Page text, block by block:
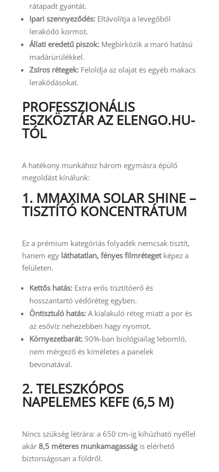
rátapadt gyantát.
Ipari szennyeződés: Eltávolítja a levegőből
lerakódó kormot.
Állati eredetű piszok: Megbirkózik a maró hatású
madárürülékkel.
Zsíros rétegek: Feloldja az olajat és egyéb makacs
lerakódásokat.
PROFESSZIONÁLIS
ESZKÖZTÁR AZ ELENGO.HU-
TÓL
A hatékony munkához három egymásra épülő
megoldást kínálunk:
1. MMAXIMA SOLAR SHINE –
TISZTÍTÓ KONCENTRÁTUM
Ez a prémium kategóriás folyadék nemcsak tisztít,
hanem egy láthatatlan, fényes filmréteget képez a
felületen.
Kettős hatás: Extra erős tisztítóerő és
hosszantartó védőréteg egyben.
Öntisztuló hatás: A kialakuló réteg miatt a por és
az esővíz nehezebben hagy nyomot.
Környezetbarát: 90%-ban biológiailag lebomló,
nem mérgező és kíméletes a panelek
bevonatával.
2. TELESZKÓPOS
NAPELEMES KEFE (6,5 M)
Nincs szükség létrára: a 650 cm-ig kihúzható nyéllel
akár 8,5 méteres munkamagasság is elérhető
biztonságosan a földről.